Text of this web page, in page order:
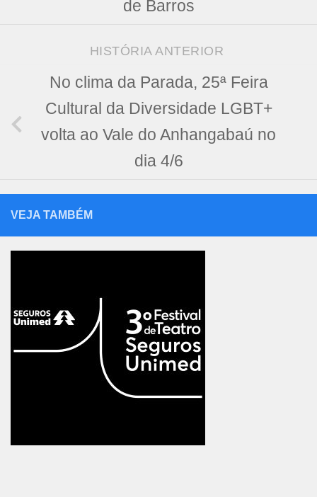
de Barros
HISTÓRIA ANTERIOR
No clima da Parada, 25ª Feira
Cultural da Diversidade LGBT+
volta ao Vale do Anhangabaú no
dia 4/6
VEJA TAMBÉM